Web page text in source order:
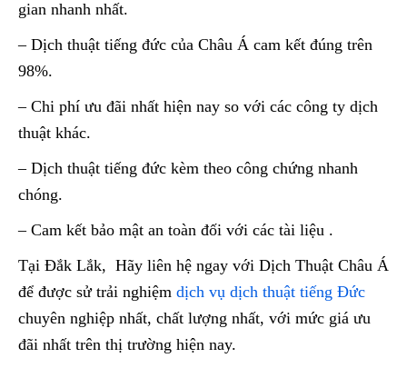
gian nhanh nhất.
– Dịch thuật tiếng đức của Châu Á cam kết đúng trên
98%.
– Chi phí ưu đãi nhất hiện nay so với các công ty dịch
thuật khác.
– Dịch thuật tiếng đức kèm theo công chứng nhanh
chóng.
– Cam kết bảo mật an toàn đối với các tài liệu .
Tại Đắk Lắk, Hãy liên hệ ngay với Dịch Thuật Châu Á
để được sử trải nghiệm dịch vụ dịch thuật tiếng Đức
chuyên nghiệp nhất, chất lượng nhất, với mức giá ưu
đãi nhất trên thị trường hiện nay.